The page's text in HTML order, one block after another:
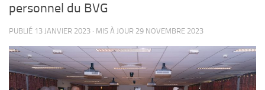
personnel du BVG
PUBLIÉ 13 JANVIER 2023 · MIS À JOUR 29 NOVEMBRE 2023